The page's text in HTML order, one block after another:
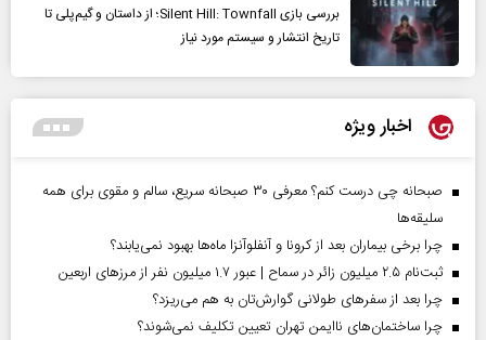
بررسی بازی Silent Hill: Townfall؛ از داستان و گیم‌پلی تا
تاریخ انتشار و سیستم مورد نیاز
اخبار ویژه
صبحانه چی درست کنم؟ معرفی ۳۰ صبحانه سریع، سالم و مقوی برای همه
سلیقه‌ها
چرا برخی بیماران بعد از کرونا و آنفلوآنزا ماه‌ها بهبود نمی‌یابند؟
ثبت‌نام ۲.۵ میلیون زائر در سماح | عبور ۱.۷ میلیون نفر از مرز‌های اربعین
چرا بعد از سفرهای طولانی گوارش‌تان به هم می‌ریزد؟
چرا ساختمان‌های ناایمن تهران تعیین تکلیف نمی‌شوند؟